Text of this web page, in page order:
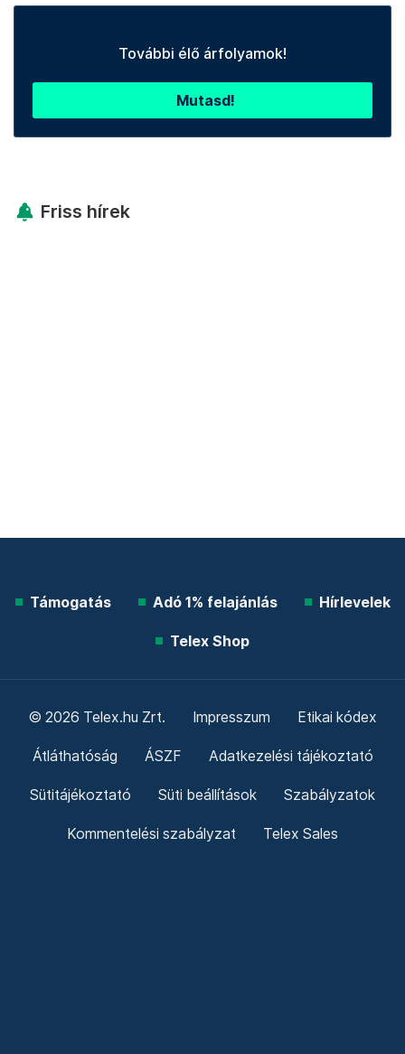
További élő árfolyamok!
Mutasd!
Friss hírek
Támogatás Adó 1% felajánlás Hírlevelek
Telex Shop
© 2026 Telex.hu Zrt. Impresszum Etikai kódex
Átláthatóság ÁSZF Adatkezelési tájékoztató
Sütitájékoztató Süti beállítások Szabályzatok
Kommentelési szabályzat Telex Sales